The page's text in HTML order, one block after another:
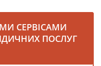
СЕРВІСАМИ
ПОСЛУГ